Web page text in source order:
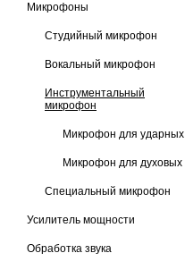
Микрофоны
Студийный микрофон
Вокальный микрофон
Инструментальный
микрофон
Микрофон для ударных
Микрофон для духовых
Специальный микрофон
Усилитель мощности
Обработка звука